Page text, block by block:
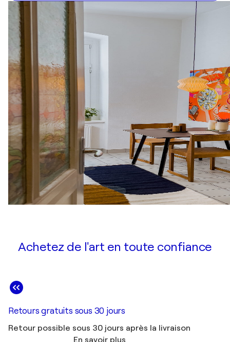
Achetez de l'art en toute confiance
Retours gratuits sous 30 jours
Retour possible sous 30 jours après la livraison
En savoir plus